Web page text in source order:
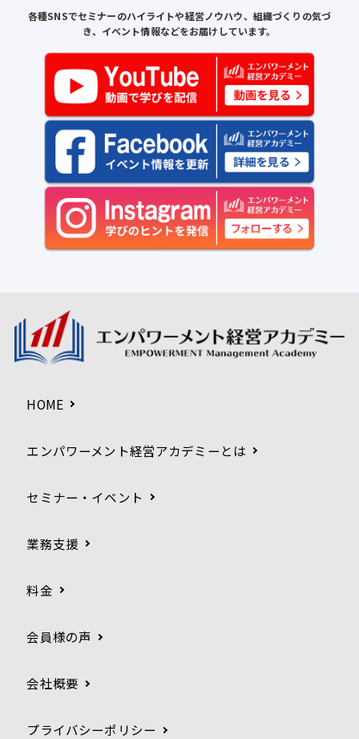
各種SNSでセミナーのハイライトや経営ノウハウ、組織づくりの気づ
き、イベント情報などをお届けしています。
HOME
エンパワーメント経営アカデミーとは
セミナー・イベント
業務支援
料金
会員様の声
会社概要
プライバシーポリシー